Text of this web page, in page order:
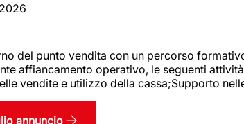
del punto vendita con un percorso
affiancamento operativo, le seguenti
vendite e utilizzo della cassa;Supporto
annuncio